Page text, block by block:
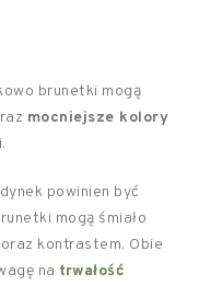
brunetki mogą
mocniejsze kolory
powinien być
mogą śmiało
kontrastem. Obie
na trwałość